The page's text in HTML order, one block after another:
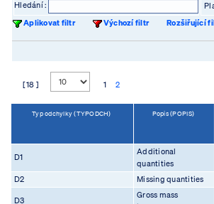
Hledání :
Aplikovat filtr
Výchozí filtr Rozšiřující
[ 18 ] 1 2
Typ odchylky (TYPODCH) Popis (POPIS)
D1
Additional
quantities
D2 Missing quantities
D3
Gross mass